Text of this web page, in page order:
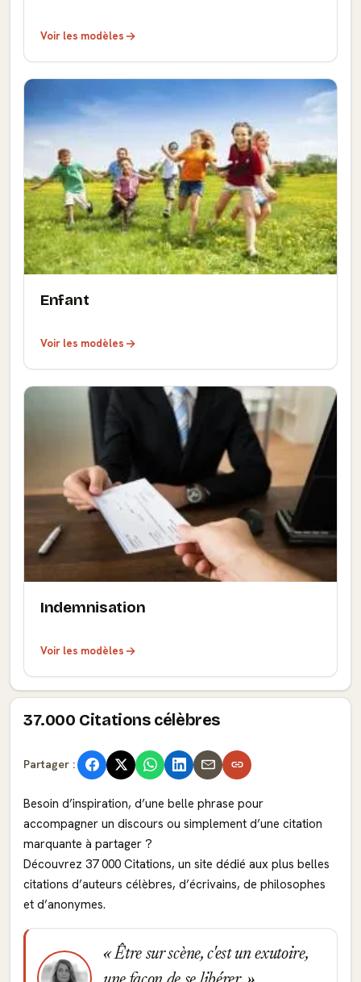
Voir les modèles
Enfant
Voir les modèles
Indemnisation
Voir les modèles
37.000 Citations célèbres
Partager :
Besoin d’inspiration, d’une belle phrase pour
accompagner un discours ou simplement d’une citation
marquante à partager ?
Découvrez 37 000 Citations, un site dédié aux plus belles
citations d’auteurs célèbres, d’écrivains, de philosophes
et d’anonymes.
Être sur scène, c'est un exutoire,